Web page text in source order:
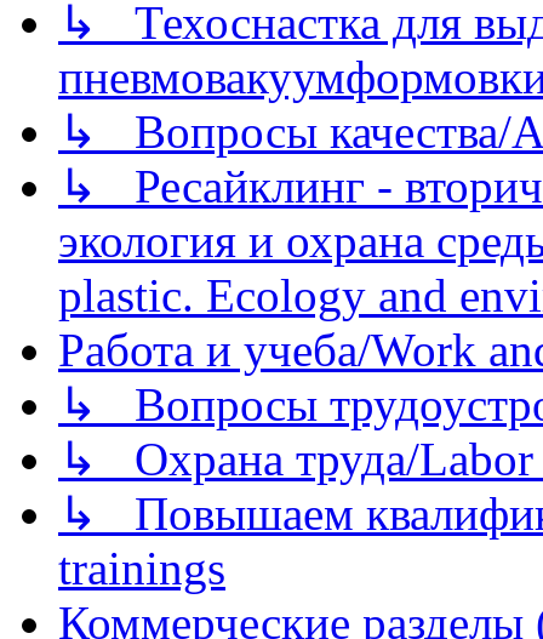
↳ Техоснастка для
↳ Вопросы качества/
↳ Ресайклинг -
экология и охрана
plastic. Ecology and
Работа и учеба/Work
↳ Вопросы
↳ Охрана труда/Labor
↳ Повышаем
trainings
Коммерческие